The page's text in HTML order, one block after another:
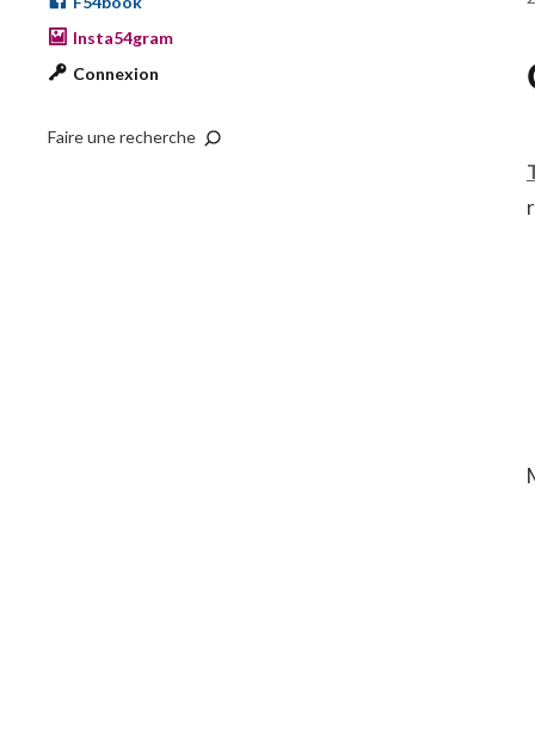
Insta54gram
Connexion
Faire une recherche